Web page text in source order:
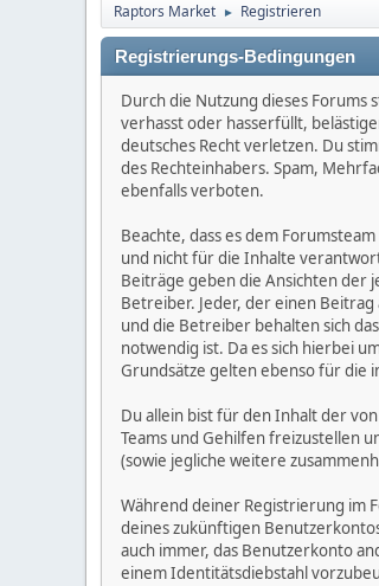
Raptors Market ► Registrieren
Registrierungs-Bedingungen
Durch die Nutzung dieses
verhasst oder hasserfüllt,
deutsches Recht verletzen. Du
des Rechteinhabers. Spam,
ebenfalls verboten.
Beachte, dass es dem
und nicht für die Inhalte
Beiträge geben die Ansichten der
Betreiber. Jeder, der einen
und die Betreiber behalten sich
notwendig ist. Da es sich hierbei
Grundsätze gelten ebenso für
Du allein bist für den Inhalt der
Teams und Gehilfen freizustellen
(sowie jegliche weitere
Während deiner Registrierung im
deines zukünftigen
auch immer, das Benutzerkonto
einem Identitätsdiebstahl